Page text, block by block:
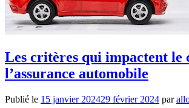
Les critères qui impactent le
l’assurance automobile
Publié le 15 janvier 202429 février 2024 par